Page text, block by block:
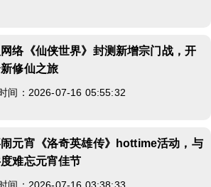
网络《仙侠世界》封测新增宗门战，开
修仙之旅
间：2026-07-16 05:55:32
元宵《洛奇英雄传》hottime活动，与
难忘元宵佳节